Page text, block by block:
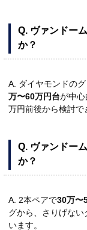
Q. ヴァンドー
か？
A. ダイヤモンドの
万〜60万円台が中
万円前後から検討で
Q. ヴァンドー
か？
A. 2本ペアで30万〜
グから、さりげな
います。